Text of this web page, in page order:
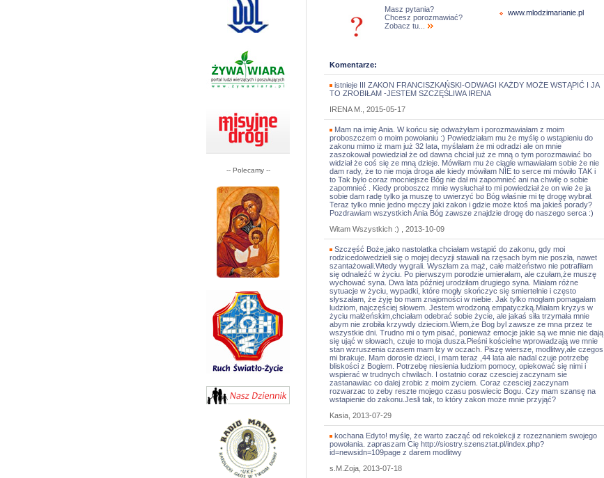
-- Polecamy --
Masz pytania?
Chcesz porozmawiać?
Zobacz tu...
www.mlodzimarianie.pl
Komentarze:
istnieje III ZAKON FRANCISZKAŃSKI-ODWAGI KAŻDY MOŻE WSTĄPIĆ I JA
TO ZROBIŁAM -JESTEM SZCZĘŚLIWA IRENA
IRENA M., 2015-05-17
Mam na imię Ania. W końcu się odważyłam i porozmawiałam z moim
proboszczem o moim powołaniu :) Powiedziałam mu że myślę o wstąpieniu do
zakonu mimo iż mam już 32 lata, myślałam że mi odradzi ale on mnie
zaszokował powiedział że od dawna chciał już ze mną o tym porozmawiać bo
widział że coś się ze mną dzieje. Mówiłam mu że ciągle wmawiałam sobie że nie
dam rady, że to nie moja droga ale kiedy mówiłam NIE to serce mi mówiło TAK i
to Tak było coraz mocniejsze Bóg nie dał mi zapomnieć ani na chwilę o sobie
zapomnieć . Kiedy proboszcz mnie wysłuchał to mi powiedział że on wie że ja
sobie dam radę tylko ja muszę to uwierzyć bo Bóg właśnie mi tę drogę wybrał.
Teraz tylko mnie jedno męczy jaki zakon i gdzie może ktoś ma jakieś porady?
Pozdrawiam wszystkich Ania Bóg zawsze znajdzie drogę do naszego serca :)
Witam Wszystkich :) , 2013-10-09
Szczęść Boże,jako nastolatka chciałam wstąpić do zakonu, gdy moi
rodzicedoiwedzieli się o mojej decyzji stawali na rzęsach bym nie poszła, nawet
szantażowali.Wtedy wygrali. Wyszłam za mąż, całe małżeństwo nie potrafiłam
się odnaleźć w życiu. Po pierwszym porodzie umierałam, ale czułam,że muszę
wychować syna. Dwa lata później urodziłam drugiego syna. Miałam różne
sytuacje w życiu, wypadki, które mogły skończyc się smiertelnie i często
słyszałam, że żyję bo mam znajomości w niebie. Jak tylko mogłam pomagałam
ludziom, najczęściej słowem. Jestem wrodzoną empatyczką.Miałam kryzys w
życiu małżeńskim,chciałam odebrać sobie życie, ale jakaś siła trzymała mnie
abym nie zrobiła krzywdy dzieciom.Wiem,że Bog byl zawsze ze mna przez te
wszystkie dni. Trudno mi o tym pisać, ponieważ emocje jakie są we mnie nie dają
się ująć w słowach, czuje to moja dusza.Pieśni kościelne wprowadzają we mnie
stan wzruszenia czasem mam łzy w oczach. Piszę wiersze, modlitwy,ale czegos
mi brakuje. Mam dorosłe dzieci, i mam teraz ,44 lata ale nadal czuje potrzebę
bliskości z Bogiem. Potrzebę niesienia ludziom pomocy, opiekować się nimi i
wspierać w trudnych chwilach. I ostatnio coraz czesciej zaczynam sie
zastanawiac co dalej zrobic z moim zyciem. Coraz czesciej zaczynam
rozwarzac to zeby reszte mojego czasu poswiecic Bogu. Czy mam szansę na
wstapienie do zakonu.Jesli tak, to który zakon może mnie przyjąć?
Kasia, 2013-07-29
kochana Edyto! myślę, że warto zacząć od rekolekcji z rozeznaniem swojego
powołania. zapraszam Cię http://siostry.szensztat.pl/index.php?
id=newsidn=109page z darem modlitwy
s.M.Zoja, 2013-07-18